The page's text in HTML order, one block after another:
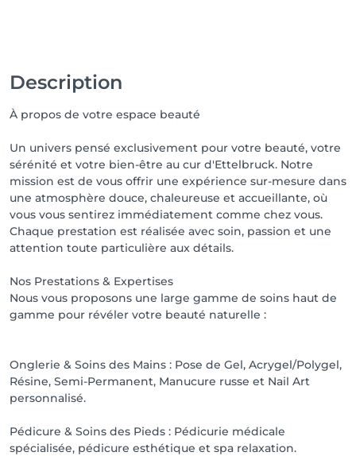
Description
À propos de votre espace beauté
Un univers pensé exclusivement pour votre beauté, votre
sérénité et votre bien-être au cur d'Ettelbruck. Notre
mission est de vous offrir une expérience sur-mesure dans
une atmosphère douce, chaleureuse et accueillante, où
vous vous sentirez immédiatement comme chez vous.
Chaque prestation est réalisée avec soin, passion et une
attention toute particulière aux détails.
Nos Prestations & Expertises
Nous vous proposons une large gamme de soins haut de
gamme pour révéler votre beauté naturelle :
Onglerie & Soins des Mains : Pose de Gel, Acrygel/Polygel,
Résine, Semi-Permanent, Manucure russe et Nail Art
personnalisé.
Pédicure & Soins des Pieds : Pédicurie médicale
spécialisée, pédicure esthétique et spa relaxation.